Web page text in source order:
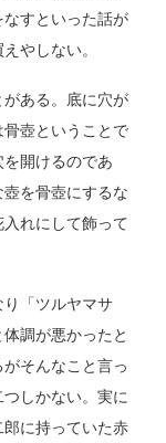
すといった話が
やしない。
ある。底に穴が
壺ということで
開けるのであ
を骨壺にするな
れにして飾って
「ツルヤマサ
調が悪かったと
そんなこと言っ
しかない。実に
に持っていた赤